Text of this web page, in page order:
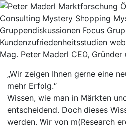
Mag. Peter Maderl CEO, Gründer
„Wir zeigen Ihnen gerne eine
mehr Erfolg.“
Wissen, wie man in Märkten
entscheidend. Doch dieses
werden. Wir von m(Research